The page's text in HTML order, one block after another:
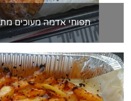
תפוחי אדמה מעוכים